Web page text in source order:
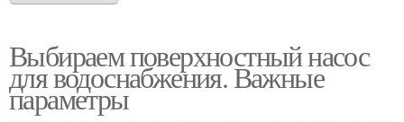
Выбираем поверхностный насос
для водоснабжения. Важные
параметры